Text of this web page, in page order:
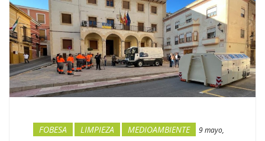
FOBESA LIMPIEZA MEDIOAMBIENTE
9 mayo,